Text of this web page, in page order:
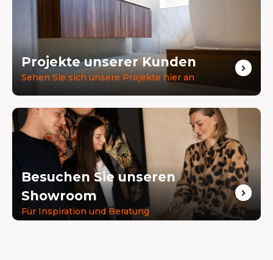
Projekte unserer Kunden
Sehen Sie sich unsere Projekte hier an
Besuchen Sie unseren
Showroom
Für Inspiration und Beratung